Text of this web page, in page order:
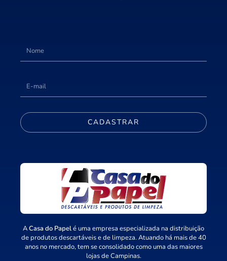
CADASTRAR
ACasa do Papelé uma empresa especializada na distribuição
de produtos descartáveis e de limpeza. Atuando há mais de 40
anos no mercado, tem se consolidado como uma das maiores
lojas de Campinas.